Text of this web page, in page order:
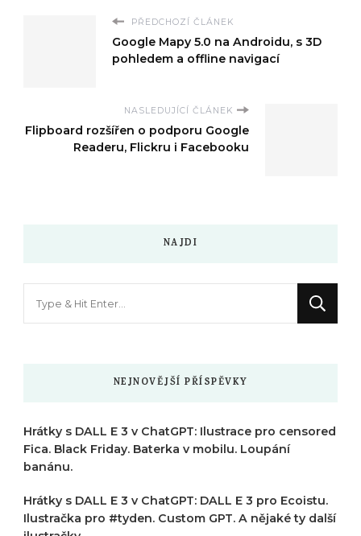
PŘEDCHOZÍ ČLÁNEK
Google Mapy 5.0 na Androidu, s 3D
pohledem a offline navigací
NASLEDUJÍCÍ ČLÁNEK
Flipboard rozšířen o podporu Google
Readeru, Flickru i Facebooku
NAJDI
NEJNOVĚJŠÍ PŘÍSPĚVKY
Hrátky s DALL E 3 v ChatGPT: Ilustrace pro censored
Fica. Black Friday. Baterka v mobilu. Loupání
banánu.
Hrátky s DALL E 3 v ChatGPT: DALL E 3 pro Ecoistu.
Ilustračka pro #tyden. Custom GPT. A nějaké ty další